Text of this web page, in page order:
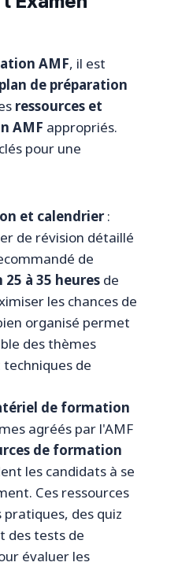
AMF, il est
plan de préparation
ressources et
AMF appropriés.
pour une
et calendrier:
de révision détaillé
de
à 35 heuresde
les chances de
organisé permet
des thèmes
de
de formation
agréés par l'AMF
de formation
les candidats à se
Ces ressources
des quiz
des tests de
évaluer les